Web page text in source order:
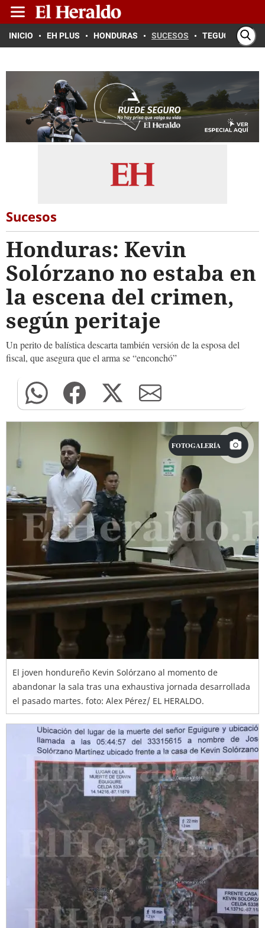
INICIO EH PLUS HONDURAS SUCESOS TEGUCIGALPA
Sucesos
Honduras: Kevin
Solórzano no estaba en
la escena del crimen,
según peritaje
Un perito de balística descarta también versión de la esposa del
fiscal, que asegura que el arma se “enconchó”
FOTOGALERÍA
El joven hondureño Kevin Solórzano al momento de
abandonar la sala tras una exhaustiva jornada desarrollada
el pasado martes. foto: Alex Pérez/ EL HERALDO.